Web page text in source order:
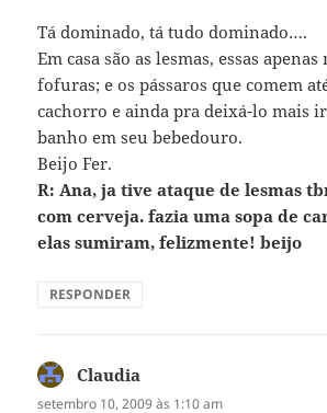
Tá dominado, tá tudo dominado….
Em casa são as lesmas, essas
fofuras; e os pássaros que comem
cachorro e ainda pra deixá-lo mais
banho em seu bebedouro.
Beijo Fer.
R: Ana, ja tive ataque de lesmas
com cerveja. fazia uma sopa de
elas sumiram, felizmente! beijo
RESPONDER
Claudia
setembro 10, 2009 às 1:10 am